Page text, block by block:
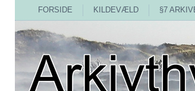
FORSIDE KILDEVÆLD §7